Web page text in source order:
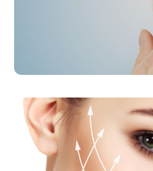
Centri de